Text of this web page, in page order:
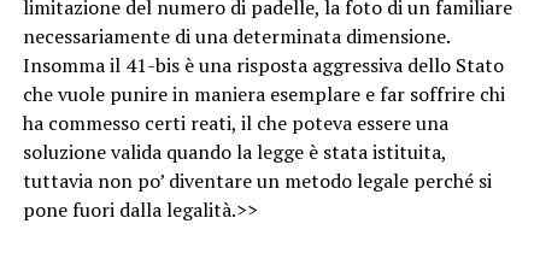
limitazione del numero di padelle, la foto di un familiare
necessariamente di una determinata dimensione.
Insomma il 41-bis è una risposta aggressiva dello Stato
che vuole punire in maniera esemplare e far soffrire chi
ha commesso certi reati, il che poteva essere una
soluzione valida quando la legge è stata istituita,
tuttavia non po’ diventare un metodo legale perché si
pone fuori dalla legalità.>>